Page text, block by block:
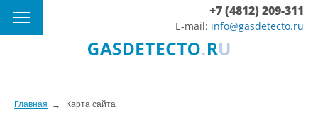
+7 (4812) 209-311
E-mail: info@gasdetecto.ru
Главная Карта сайта